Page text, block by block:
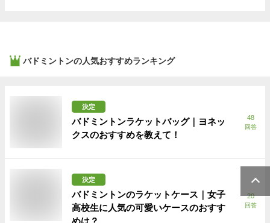
バドミントンの人気おすすめランキング
決定
バドミントンラケットバッグ｜ヨネッ
クスのおすすめを教えて！
48
回答
決定
バドミントンのラケットケース｜女子
高校生に人気の可愛いケースのおすす
めは？
20
回答